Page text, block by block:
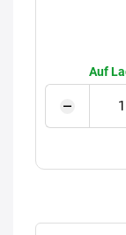
Auf